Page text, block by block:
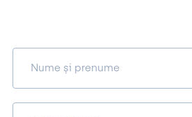
Nume și prenume